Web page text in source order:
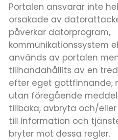
Portalen ansvarar inte
orsakade av
påverkar datorprogram,
kommunikationssystem
används av portalen
tillhandahållits av en
efter eget gottfinnande,
utan föregående
tillbaka, avbryta och/
till information och
bryter mot dessa regler.